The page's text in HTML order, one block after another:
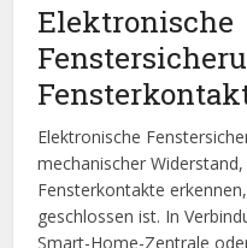
Elektronische
Elektronische
mechanischer
Fensterkontakte
geschlossen ist. In
Smart-Home-Zentrale